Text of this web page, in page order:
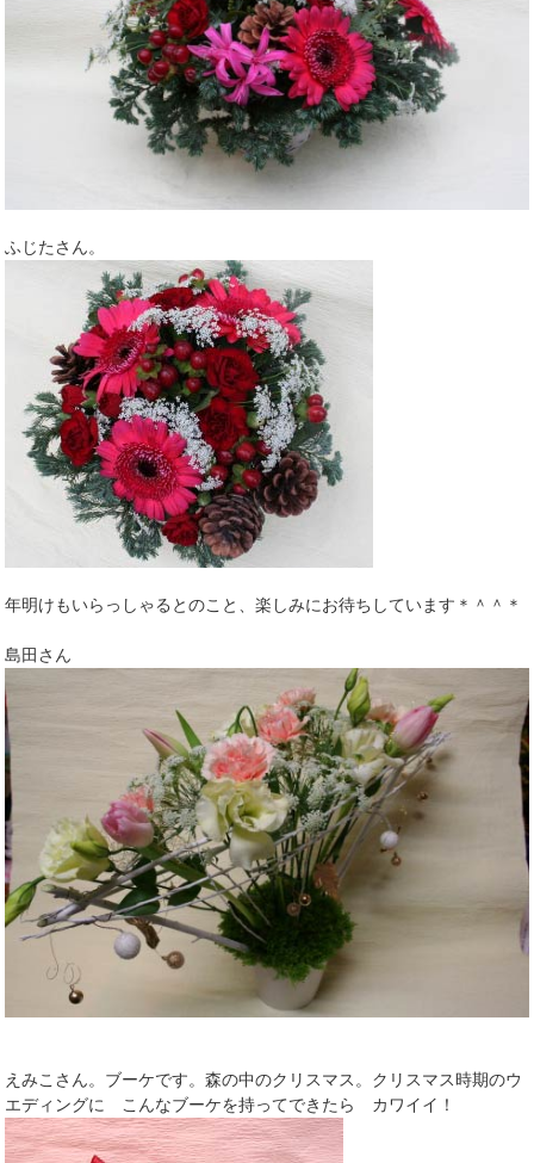
ふじたさん。
年明けもいらっしゃるとのこと、楽しみにお待ちしています＊＾＾＊
島田さん
えみこさん。ブーケです。森の中のクリスマス。クリスマス時期のウ
エディングに こんなブーケを持ってできたら カワイイ！